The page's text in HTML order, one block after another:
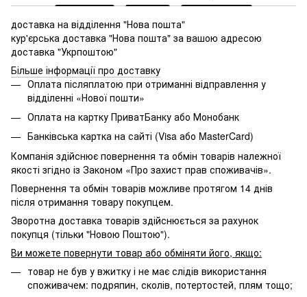
доставка на відділення "Нова пошта"
кур'єрська доставка "Нова пошта" за вашою адресою
доставка "Укрпоштою"
Більше інформації про доставку
Оплата післяплатою при отриманні відправлення у
відділенні «Нової пошти»
Оплата на картку ПриватБанку або Монобанк
Банківська картка на сайті (Visa або MasterCard)
Компанія здійснює повернення та обмін товарів належної
якості згідно із Законом «Про захист прав споживачів».
Повернення та обмін товарів можливе протягом 14 днів
після отримання товару покупцем.
Зворотна доставка товарів здійснюється за рахунок
покупця (тільки "Новою Поштою").
Ви можете повернути товар або обміняти його, якщо:
товар не був у вжитку і не має слідів використання
споживачем: подряпин, сколів, потертостей, плям тощо;